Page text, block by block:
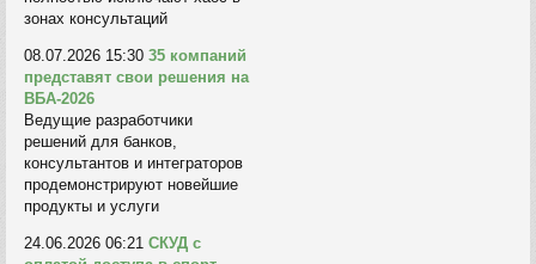
зонах консультаций
08.07.2026 15:30 35 компаний
представят свои решения на
ВБА-2026
Ведущие разработчики
решений для банков,
консультантов и интеграторов
продемонстрируют новейшие
продукты и услуги
24.06.2026 06:21 СКУД с